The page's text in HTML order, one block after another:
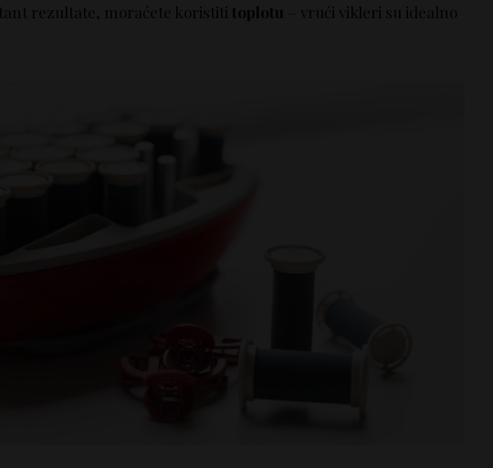
rezultate, moraćete koristiti toplotu
– vrući vikleri su idealno